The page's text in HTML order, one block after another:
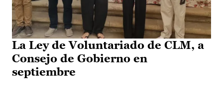
La Ley de Voluntariado de CLM, a
Consejo de Gobierno en
septiembre